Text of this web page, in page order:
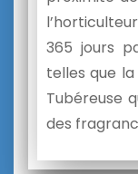
l’horticulteur
365 jours
telles que
Tubéreuse
des